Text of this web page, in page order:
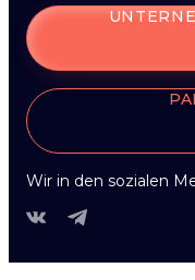
Wir in den sozialen